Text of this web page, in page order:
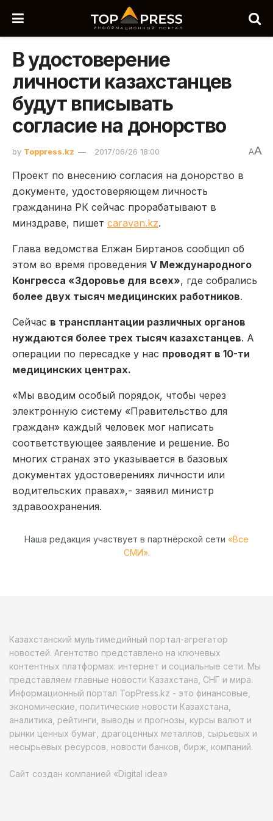
В удостоверение
личности казахстанцев
будут вписывать
согласие на донорство
by Toppress.kz 2017/06/26 18:00 AA
Проект по внесению согласия на донорство в
документе, удостоверяющем личность
гражданина РК сейчас прорабатывают в
минздраве, пишет caravan.kz.
Глава ведомства Елжан Биртанов сообщил об
этом во время проведения V Международного
Конгресса «Здоровье для всех», где собрались
более двух тысяч медицинских работников.
Сейчас в трансплантации различных органов
нуждаются более трех тысяч казахстанцев. А
операции по пересадке у нас проводят в 10-ти
медицинских центрах.
«Мы вводим особый порядок, чтобы через
электронную систему «Правительство для
граждан» каждый человек мог написать
соответствующее заявление и решение. Во
многих странах это указывается в базовых
документах удостоверениях личности или
водительских правах»,- заявил министр
здравоохранения.
Наша редакция участвует в партнёрской сети «Все
СМИ».
Казахстанский мультимедийный портал-агрегатор
новостей. Агентство представлено на ключевых
контентных платформах: интернет и социальные сети. Мы
представляем главные новости Казахстана, СНГ и мира.
Информационный портал TopPress.kz - это финансовые,
экономические, политические новости Казахстана,
аналитика, рейтинги, выводы и прогнозы, курсы валют и
рынки ценных бумаг, драгоценных металлов, сырьевых и
несырьевых ресурсов, новости банков, бирж, компаний.
Сайт создан компанией «Digital idea»